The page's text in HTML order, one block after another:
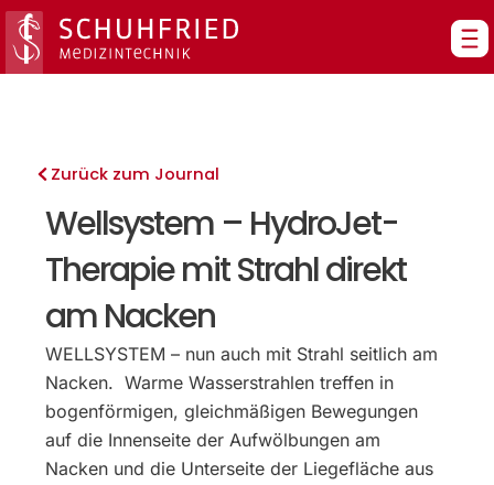
Zum
Inhalt
springen
Zurück zum Journal
Wellsystem – HydroJet-
Therapie mit Strahl direkt
am Nacken
WELLSYSTEM – nun auch mit Strahl seitlich am
Nacken. Warme Wasserstrahlen treffen in
bogenförmigen, gleichmäßigen Bewegungen
auf die Innenseite der Aufwölbungen am
Nacken und die Unterseite der Liegefläche aus